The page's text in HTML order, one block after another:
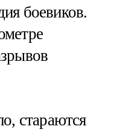
боевиков.
стараются